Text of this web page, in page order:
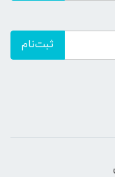
ثبت‌نام